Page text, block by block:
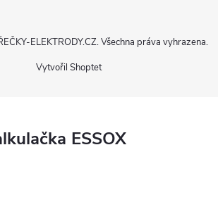
Vytvořil Shoptet
ELEKTRODY.CZ. Všechna práva vyhrazena.
ESSOX